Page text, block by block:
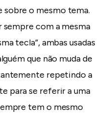
o mesmo tema.
sempre com a mesma
tecla”, ambas usadas
que não muda de
repetindo a
para se referir a uma
tem o mesmo